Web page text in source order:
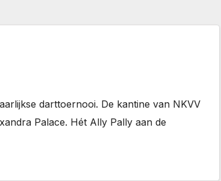
darttoernooi. De kantine van NKVV
Palace. Hét Ally Pally aan de